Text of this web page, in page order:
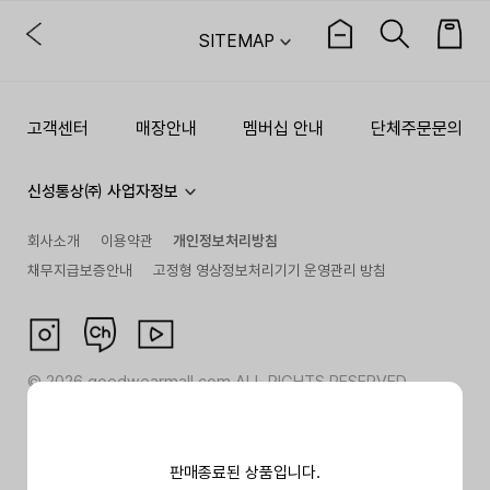
판매종료된 상품입니다.
SITEMAP
고객센터 매장안내 멤버십 안내 단체주문문의
신성통상㈜ 사업자정보
회사소개 이용약관
개인정보처리방침
채무지급보증안내
고정형 영상정보처리기기 운영관리 방침
©2026goodwearmall.com ALL RIGHTS RESERVED